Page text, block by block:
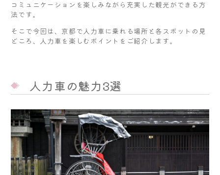
コミュニケーションを楽しみながら充実した観光ができる方
法です。
そこで今回は、京都で人力車に乗れる場所と各スポットの見
どころ、人力車を楽しむポイントをご紹介します。
人力車の魅力3選